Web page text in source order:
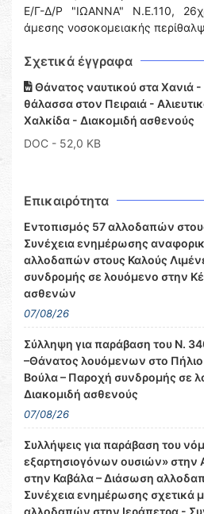
Ε/Γ-Δ/Ρ "ΙΩΑΝΝΑ" Ν.Ε.110,
άμεσης νοσοκομειακής
Σχετικά έγγραφα
Θάνατος ναυτικού στα Χανιά
θάλασσα στον Πειραιά -
Χαλκίδα - Διακομιδή ασθενούς
DOC - 52,0 KB
Επικαιρότητα
Εντοπισμός 57 αλλοδαπών
Συνέχεια ενημέρωσης
αλλοδαπών στους Καλούς
συνδρομής σε λουόμενο στην
ασθενών
07/08/26
Σύλληψη για παράβαση του Ν.
–Θάνατος λουόμενων στο Πήλιο
Βούλα – Παροχή συνδρομής σε
Διακομιδή ασθενούς
07/08/26
Συλλήψεις για παράβαση του
εξαρτησιογόνων ουσιών» στην
στην Καβάλα – Διάσωση
Συνέχεια ενημέρωσης σχετικά
αλλοδαπών στην Ιεράπετρα -